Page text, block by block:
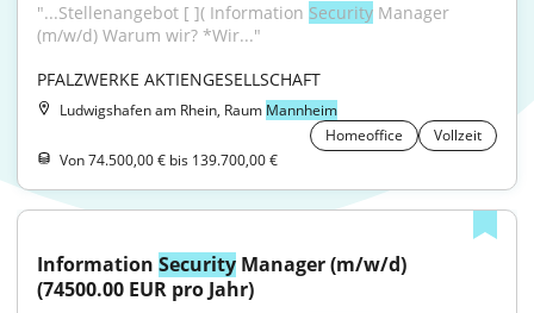
"...Stellenangebot [ ]( Information Security Manager
(m/w/d) Warum wir? *Wir..."
PFALZWERKE AKTIENGESELLSCHAFT
Ludwigshafen am Rhein, Raum Mannheim
Homeoffice
Vollzeit
Von 74.500,00 € bis 139.700,00 €
Information Security Manager (m/w/d)
(74500.00 EUR pro Jahr)